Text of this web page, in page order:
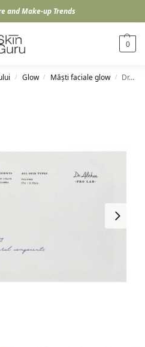
and Make-up Trends
0
/ Glow / Măști faciale glow / Dr. Althea Natural Brightening Velvet Mask, 27g